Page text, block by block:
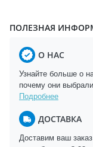
ПОЛЕЗНАЯ
О НАС
Узнайте больше о
почему они
Подробнее
ДОСТАВКА
Доставим ваш